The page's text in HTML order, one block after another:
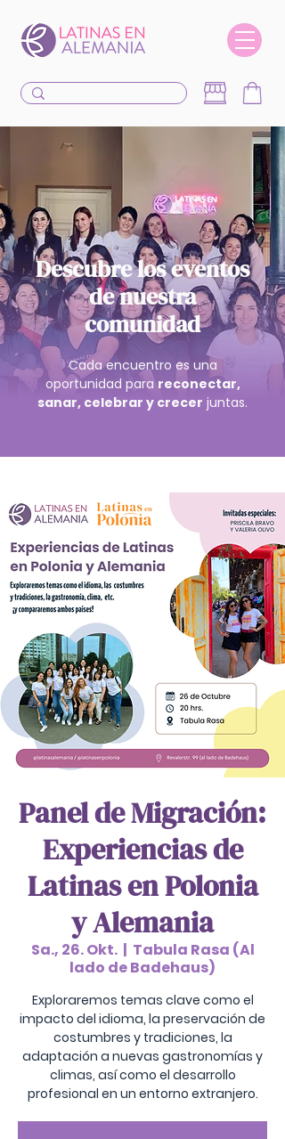
Descubre los eventos
de nuestra
comunidad
Cada encuentro es una
oportunidad parareconectar,
sanar, celebrar y crecer juntas.
Panel de Migración:
Experiencias de
Latinas en Polonia
y Alemania
Sa., 26. Okt.
  |
Tabula Rasa (Al
lado de Badehaus)
Exploraremos temas clave como el
impacto del idioma, la preservación de
costumbres y tradiciones, la
adaptación a nuevas gastronomías y
climas, así como el desarrollo
profesional en un entorno extranjero.